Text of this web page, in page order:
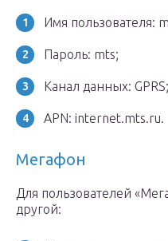
Имя пользователя:
Пароль: mts;
Канал данных: GPRS;
APN: internet.mts.ru.
Мегафон
Для пользователей
другой: